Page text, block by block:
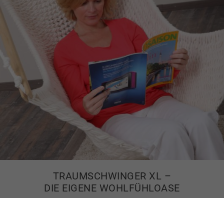
TRAUMSCHWINGER XL –
DIE EIGENE WOHLFÜHLOASE